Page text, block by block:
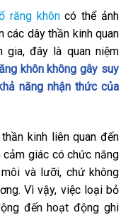
răng khôncó thể ảnh
các dây thần kinh quan
gia, đây là quan niệm
khôn không gây suy
năng nhận thức của
kinh liên quan đến
cảm giác có chức năng
và lưỡi, chứ không
Vì vậy, việc loại bỏ
đến hoạt động ghi